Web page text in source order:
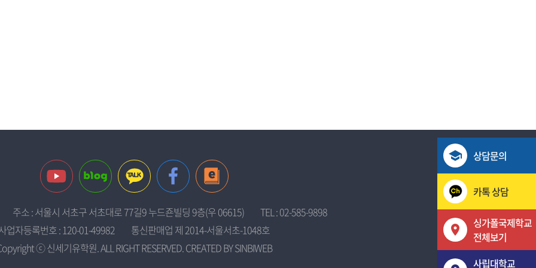
상담문의
카톡 상담
싱가폴국제학교
전체보기
사립대학교
주소 : 서울시 서초구 서초대로 77길9 누드죤빌딩 9층(우 06615)
TEL : 02-585-9898
업자등록번호 : 120-01-49982
통신판매업 제 2014-서울서초-1048호
ⓒ 신세기유학원. ALL RIGHT RESERVED. CREATED BYSINBIWEB